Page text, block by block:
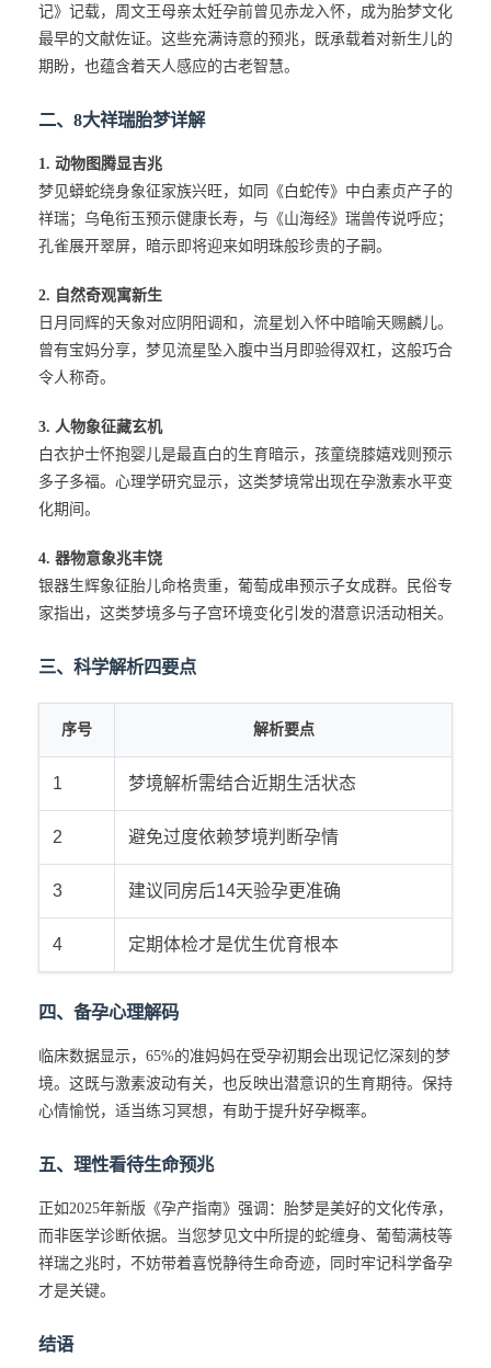
记》记载，周文王母亲太妊孕前曾见赤龙入怀，成为胎梦文化
最早的文献佐证。这些充满诗意的预兆，既承载着对新生儿的
期盼，也蕴含着天人感应的古老智慧。
二、8大祥瑞胎梦详解
1. 动物图腾显吉兆
梦见蟒蛇绕身象征家族兴旺，如同《白蛇传》中白素贞产子的
祥瑞；乌龟衔玉预示健康长寿，与《山海经》瑞兽传说呼应；
孔雀展开翠屏，暗示即将迎来如明珠般珍贵的子嗣。
2. 自然奇观寓新生
日月同辉的天象对应阴阳调和，流星划入怀中暗喻天赐麟儿。
曾有宝妈分享，梦见流星坠入腹中当月即验得双杠，这般巧合
令人称奇。
3. 人物象征藏玄机
白衣护士怀抱婴儿是最直白的生育暗示，孩童绕膝嬉戏则预示
多子多福。心理学研究显示，这类梦境常出现在孕激素水平变
化期间。
4. 器物意象兆丰饶
银器生辉象征胎儿命格贵重，葡萄成串预示子女成群。民俗专
家指出，这类梦境多与子宫环境变化引发的潜意识活动相关。
三、科学解析四要点
序号 解析要点
1 梦境解析需结合近期生活状态
2 避免过度依赖梦境判断孕情
3 建议同房后14天验孕更准确
4 定期体检才是优生优育根本
四、备孕心理解码
临床数据显示，65%的准妈妈在受孕初期会出现记忆深刻的梦
境。这既与激素波动有关，也反映出潜意识的生育期待。保持
心情愉悦，适当练习冥想，有助于提升好孕概率。
五、理性看待生命预兆
正如2025年新版《孕产指南》强调：胎梦是美好的文化传承，
而非医学诊断依据。当您梦见文中所提的蛇缠身、葡萄满枝等
祥瑞之兆时，不妨带着喜悦静待生命奇迹，同时牢记科学备孕
才是关键。
结语